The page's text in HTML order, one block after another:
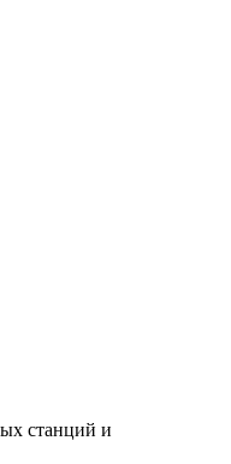
станций и